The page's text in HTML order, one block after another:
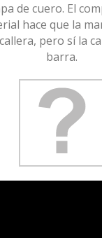
de cuero. El
hace que la
pero sí la
barra.